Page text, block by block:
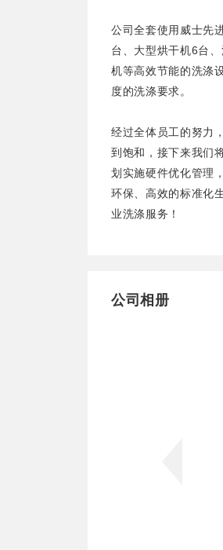
公司全套使用威士先
台、大型烘干机6台
机等高效节能的洗涤
度的洗涤要求。
经过全体员工的努力
到饱和，接下来我们
划实施硬件优化管理
环保、高效的标准化
业洗涤服务！
公司相册